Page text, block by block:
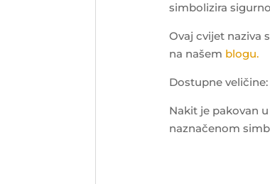
simbolizira
Ovaj cvijet naziva
na našem blogu.
Dostupne
Nakit je pakovan
naznačenom